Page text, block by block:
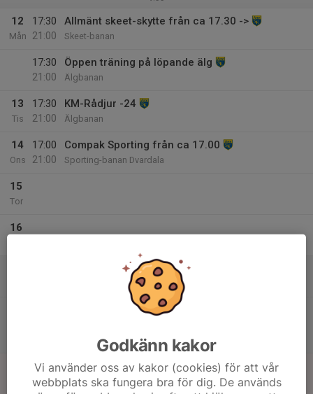
12
Mån
17:30
21:00
Allmänt skeet-skytte från ca 17.30 ->
Skeet-banan
17:30
21:00
Öppen träning på löpande älg
Älgbanan
13
Tis
17:30
21:00
KM-Rådjur -24
Älgbanan
14
Ons
17:00
21:00
Compak Sporting från ca 17.00
Sporting-banan Dvardala
15
Tor
16
Trap-banan öppen från 10.00
Allmänt skeet-skytte från 10:00 -> 13:00
Skeet-bananGodkänn kakor
Vi använder oss av kakor (cookies) för att vår
webbplats ska fungera bra för dig. De används